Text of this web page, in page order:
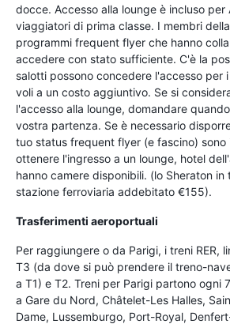
docce. Accesso alla lounge è incluso per
viaggiatori di prima classe. I membri
programmi frequent flyer che hanno
accedere con stato sufficiente. C'è la
salotti possono concedere l'accesso per
voli a un costo aggiuntivo. Se si
l'accesso alla lounge, domandare
vostra partenza. Se è necessario
tuo status frequent flyer (e fascino)
ottenere l'ingresso a un lounge, hotel
hanno camere disponibili. (lo Sheraton in
stazione ferroviaria addebitato €155).
Trasferimenti aeroportuali
Per raggiungere o da Parigi, i treni RER,
T3 (da dove si può prendere il treno-
a T1) e T2. Treni per Parigi partono ogni
a Gare du Nord, Châtelet-Les Halles,
Dame, Lussemburgo, Port-Royal,